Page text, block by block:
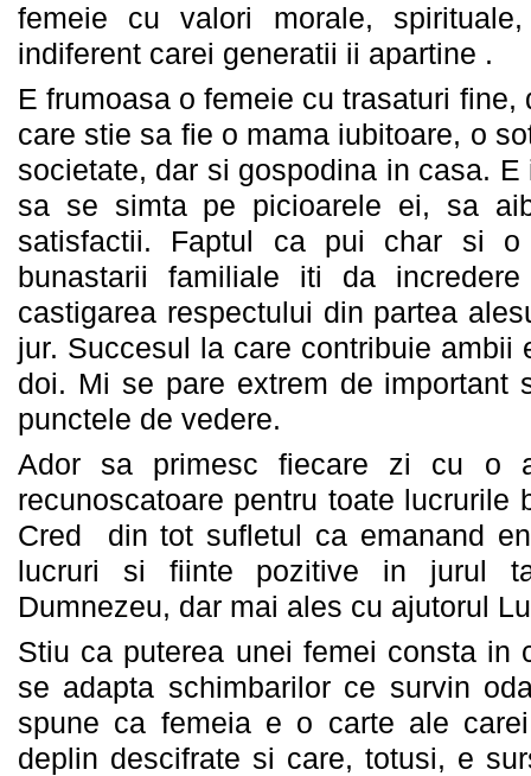
femeie cu valori morale,
indiferent carei generatii ii apartine .
E frumoasa o femeie cu trasaturi
care stie sa fie o mama iubitoare, o
societate, dar si gospodina in casa.
sa se simta pe picioarele ei, sa
satisfactii. Faptul ca pui char si o
bunastarii familiale iti da
castigarea respectului din partea
jur. Succesul la care contribuie ambii
doi. Mi se pare extrem de important
punctele de vedere.
Ador sa primesc fiecare zi cu o
recunoscatoare pentru toate lucrurile
Cred din tot sufletul ca emanand
lucruri si fiinte pozitive in jurul
Dumnezeu, dar mai ales cu ajutorul
Stiu ca puterea unei femei consta in
se adapta schimbarilor ce survin
spune ca femeia e o carte ale
deplin descifrate si care, totusi, e